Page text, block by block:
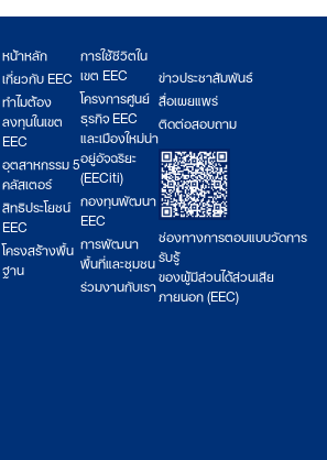
หน้าหลัก
เกี่ยวกับ EEC
ทำไมต้อง
ลงทุนในเขต
EEC
อุตสาหกรรม 5
คลัสเตอร์
สิทธิประโยชน์
EEC
โครงสร้างพื้น
ฐาน
การใช้ชีวิตใน
เขต EEC
โครงการศูนย์
ธุรกิจ EEC
และเมืองใหม่น่า
อยู่อัจฉริยะ
(EECiti)
กองทุนพัฒนา
EEC
การพัฒนา
พื้นที่และชุมชน
ร่วมงานกับเรา
ข่าวประชาสัมพันธ์
สื่อเผยแพร่
ติดต่อสอบถาม
ช่องทางการตอบแบบวัดการ
รับรู้
ของผู้มีส่วนได้ส่วนเสีย
ภายนอก (EEC)